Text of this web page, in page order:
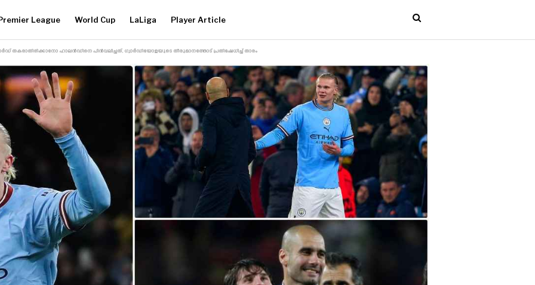
League World Cup LaLiga Player Article
തകരാതിരിക്കാനോ ഹാലൻഡിനെ പിൻവലിച്ചത്, ഗ്വാർഡിയോളയുടെ തീരുമാനത്തോട് പ്രതിഷേധിച്ച് താരം